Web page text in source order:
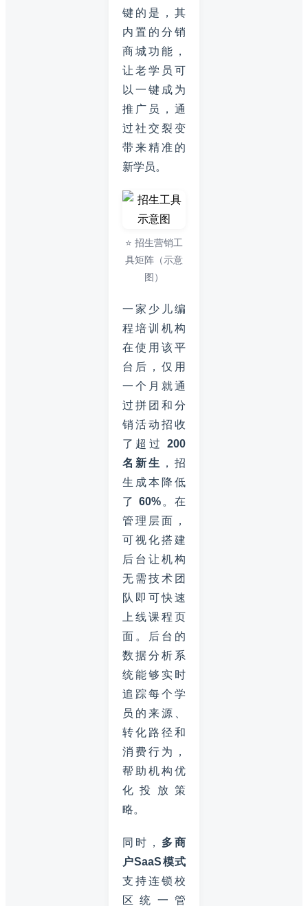
键的是，其
内置的分销
商城功能，
让老学员可
以一键成为
推广员，通
过社交裂变
带来精准的
新学员。
⭐ 招生营销工
具矩阵（示意
图）
一家少儿编
程培训机构
在使用该平
台后，仅用
一个月就通
过拼团和分
销活动招收
了超过 200
名新生
，招
生成本降低
了 60% 。在
管理层面，
可视化搭建
后台让机构
无需技术团
队即可快速
上线课程页
面。后台的
数据分析系
统能够实时
追踪每个学
员的来源、
转化路径和
消费行为，
帮助机构优
化投放策
略。
同时， 多商
户SaaS模式
支持连锁校
区统一管